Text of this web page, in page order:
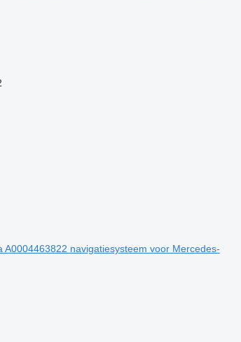
A0004463822 navigatiesysteem voor Mercedes-